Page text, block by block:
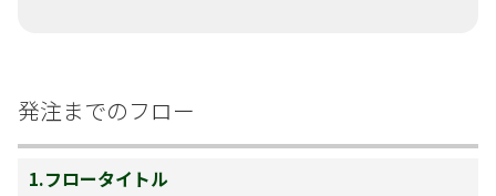
発注までのフロー
1.フロータイトル